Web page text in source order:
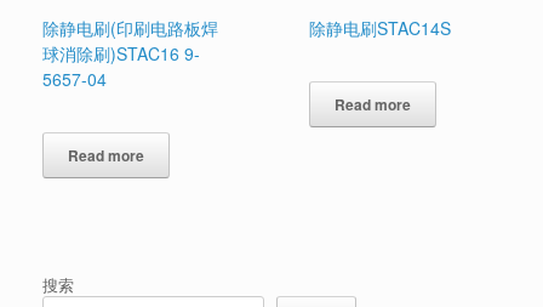
除静电刷(印刷电路板焊
球消除刷)STAC16 9-
5657-04
Read more
除静电刷STAC14S
Read more
搜索